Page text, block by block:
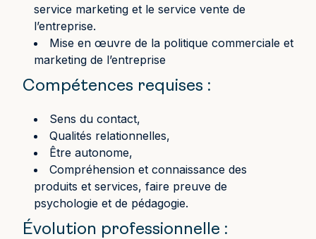
service marketing et le service vente de
l’entreprise.
Mise en œuvre de la politique commerciale et
marketing de l’entreprise
Compétences requises :
Sens du contact,
Qualités relationnelles,
Être autonome,
Compréhension et connaissance des
produits et services, faire preuve de
psychologie et de pédagogie.
Évolution professionnelle :